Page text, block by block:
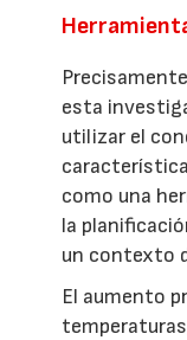
esta
utilizar el
como una
la
un contexto
El aumento